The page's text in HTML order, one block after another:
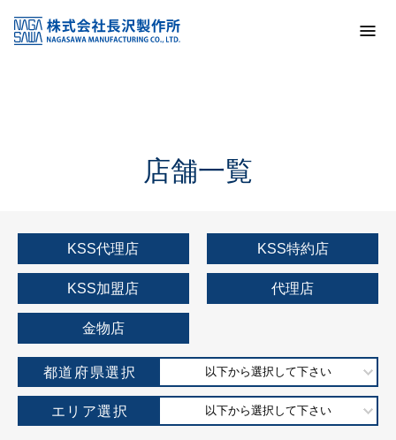
KSS加盟店・取扱店情報
店舗一覧
店舗一覧
KSS代理店 KSS特約店
KSS加盟店 代理店
金物店
都道府県選択 以下から選択して下さい
エリア選択 以下から選択して下さい